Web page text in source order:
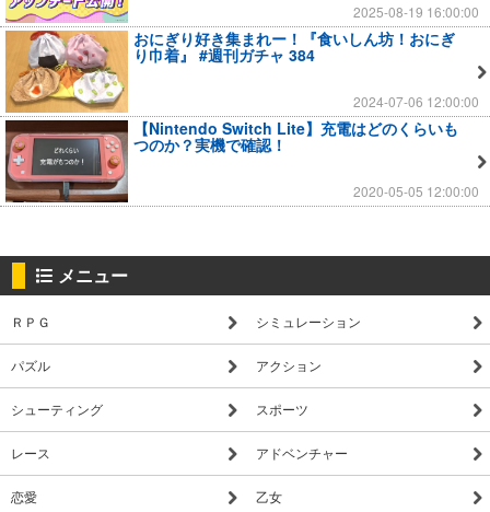
2025-08-19 16:00:00
おにぎり好き集まれー！『食いしん坊！おにぎ
り巾着』 #週刊ガチャ 384
2024-07-06 12:00:00
【Nintendo Switch Lite】充電はどのくらいも
つのか？実機で確認！
2020-05-05 12:00:00
メニュー
ＲＰＧ シミュレーション
パズル アクション
シューティング スポーツ
レース アドベンチャー
恋愛 乙女